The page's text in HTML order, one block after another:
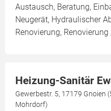
Austausch, Beratung,
Neugerät, Hydraulischer
Renovierung,
Heizung-Sanitär
Gewerbestr. 5, 17179 Gnoien
Mohrdorf)